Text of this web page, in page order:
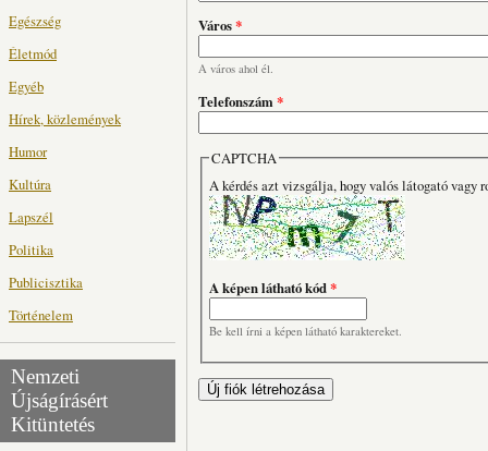
Egészség
Életmód
Egyéb
Hírek, közlemények
Humor
Kultúra
Lapszél
Politika
Publicisztika
Történelem
Nemzeti
Újságírásért
Kitüntetés
Város*
A város ahol él.
Telefonszám*
CAPTCHA
A kérdés azt vizsgálja, hogy valós látogató vagy
A képen látható kód*
Be kell írni a képen látható karaktereket.